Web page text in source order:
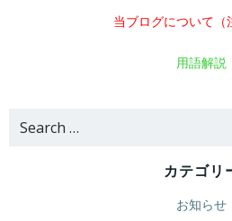
当ブログについて（
用語解説
Search
カテゴリ
お知らせ